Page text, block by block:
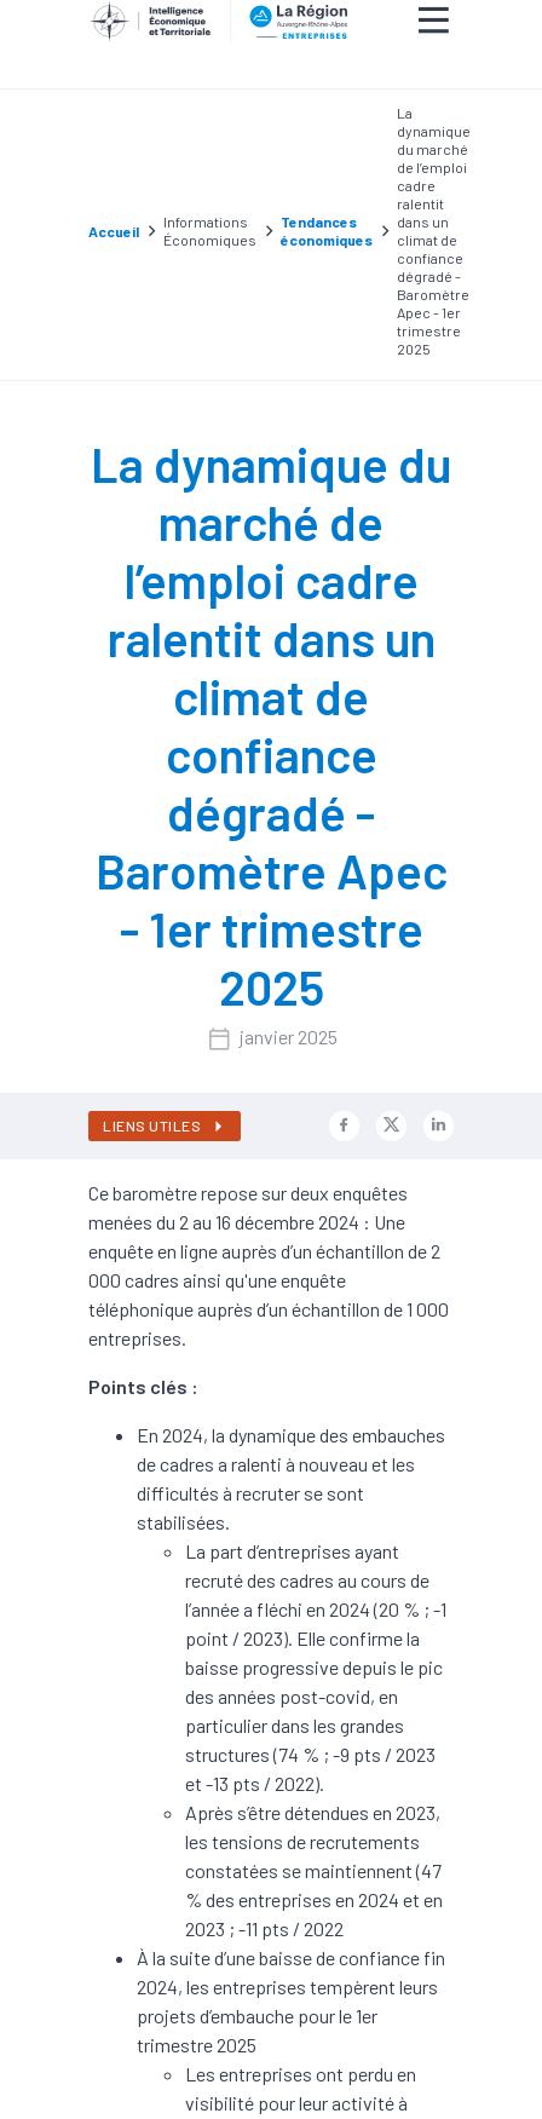
Accueil
Informations
Économiques
Tendances
économiques
La
dynamique
du marché
de l’emploi
cadre
ralentit
dans un
climat de
confiance
dégradé -
Baromètre
Apec - 1er
trimestre
2025
La dynamique du
marché de
l’emploi cadre
ralentit dans un
climat de
confiance
dégradé -
Baromètre Apec
- 1er trimestre
2025
janvier 2025
LIENS UTILES
Ce baromètre repose sur deux enquêtes
menées du 2 au 16 décembre 2024 : Une
enquête en ligne auprès d’un échantillon de 2
000 cadres ainsi qu'une enquête
téléphonique auprès d’un échantillon de 1 000
entreprises.
Points clés :
En 2024, la dynamique des embauches
de cadres a ralenti à nouveau et les
difficultés à recruter se sont
stabilisées.
La part d’entreprises ayant
recruté des cadres au cours de
l’année a fléchi en 2024 (20 % ; -1
point / 2023). Elle confirme la
baisse progressive depuis le pic
des années post-covid, en
particulier dans les grandes
structures (74 % ; -9 pts / 2023
et -13 pts / 2022).
Après s’être détendues en 2023,
les tensions de recrutements
constatées se maintiennent (47
% des entreprises en 2024 et en
2023 ; -11 pts / 2022
À la suite d’une baisse de confiance fin
2024, les entreprises tempèrent leurs
projets d’embauche pour le 1er
trimestre 2025
Les entreprises ont perdu en
visibilité pour leur activité à